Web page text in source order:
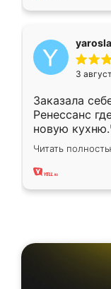
3
Заказала
Ренессанс
новую
вполне
два года,
Читать